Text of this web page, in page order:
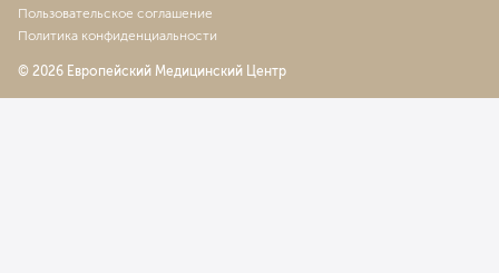
Пользовательское соглашение
Политика конфиденциальности
© 2026 Европейский Медицинский Центр